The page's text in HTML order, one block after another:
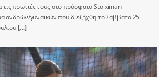
τις πρωτιές τους στο πρόσφατο Stoiximan
ανδρών/γυναικών που διεξήχθη το Σάββατο 25
[…]